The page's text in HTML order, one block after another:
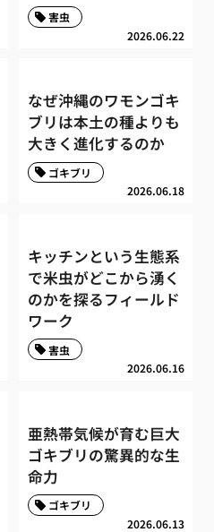
2026.06.22
害虫
なぜ沖縄のワモンゴキ
ブリは本土の種よりも
大きく進化するのか
2026.06.18
ゴキブリ
キッチンという生態系
で米虫がどこから湧く
のかを探るフィールド
ワーク
2026.06.16
害虫
亜熱帯気候が育む巨大
ゴキブリの驚異的な生
命力
2026.06.13
ゴキブリ